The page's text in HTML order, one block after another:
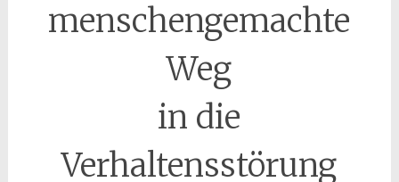
menschengemachte
Weg
in die
Verhaltensstörung